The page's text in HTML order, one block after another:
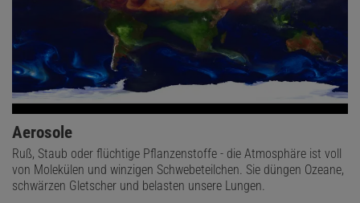
Aerosole
Ruß, Staub oder flüchtige Pflanzenstoffe - die Atmosphäre ist voll
von Molekülen und winzigen Schwebeteilchen. Sie düngen Ozeane,
schwärzen Gletscher und belasten unsere Lungen.